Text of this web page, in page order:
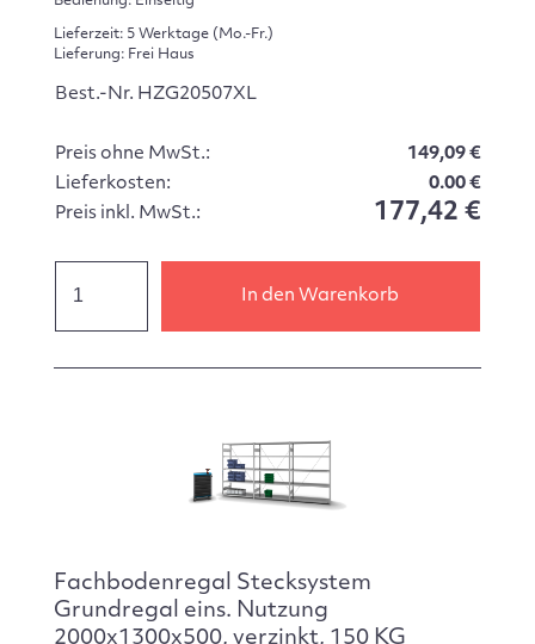
Lieferzeit: 5 Werktage (Mo.-Fr.)
Lieferung: Frei Haus
Best.-Nr. HZG20507XL
Preis ohne MwSt.:
149,09 €
Lieferkosten:
0.00 €
Preis inkl. MwSt.:
177,42 €
In den Warenkorb
Fachbodenregal Stecksystem
Grundregal eins. Nutzung
2000x1300x500, verzinkt, 150 KG